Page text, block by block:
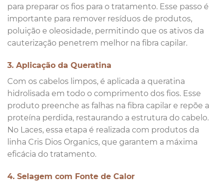
para preparar os fios para o tratamento. Esse passo é
importante para remover resíduos de produtos,
poluição e oleosidade, permitindo que os ativos da
cauterização penetrem melhor na fibra capilar.
3. Aplicação da Queratina
Com os cabelos limpos, é aplicada a queratina
hidrolisada em todo o comprimento dos fios. Esse
produto preenche as falhas na fibra capilar e repõe a
proteína perdida, restaurando a estrutura do cabelo.
No Laces, essa etapa é realizada com produtos da
linha Cris Dios Organics, que garantem a máxima
eficácia do tratamento.
4. Selagem com Fonte de Calor